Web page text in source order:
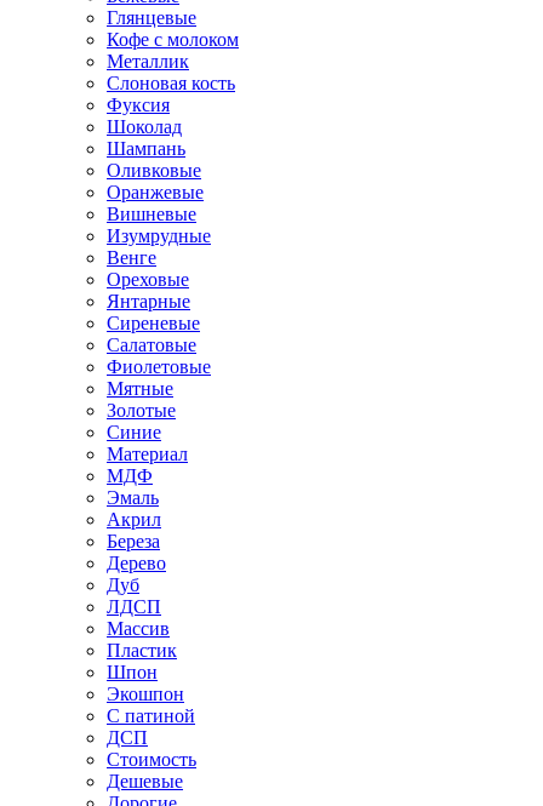
Глянцевые
Кофе с молоком
Металлик
Слоновая кость
Фуксия
Шоколад
Шампань
Оливковые
Оранжевые
Вишневые
Изумрудные
Венге
Ореховые
Янтарные
Сиреневые
Салатовые
Фиолетовые
Мятные
Золотые
Синие
Материал
МДФ
Эмаль
Акрил
Береза
Дерево
Дуб
ЛДСП
Массив
Пластик
Шпон
Экошпон
С патиной
ДСП
Стоимость
Дешевые